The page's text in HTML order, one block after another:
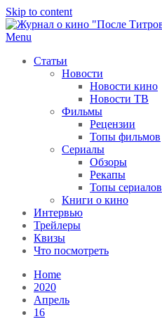
Skip to content
Menu
Статьи
Новости
Новости кино
Новости ТВ
Фильмы
Рецензии
Топы фильмов
Сериалы
Обзоры
Рекапы
Топы сериалов
Книги о кино
Интервью
Трейлеры
Квизы
Что посмотреть
Home
2020
Апрель
16